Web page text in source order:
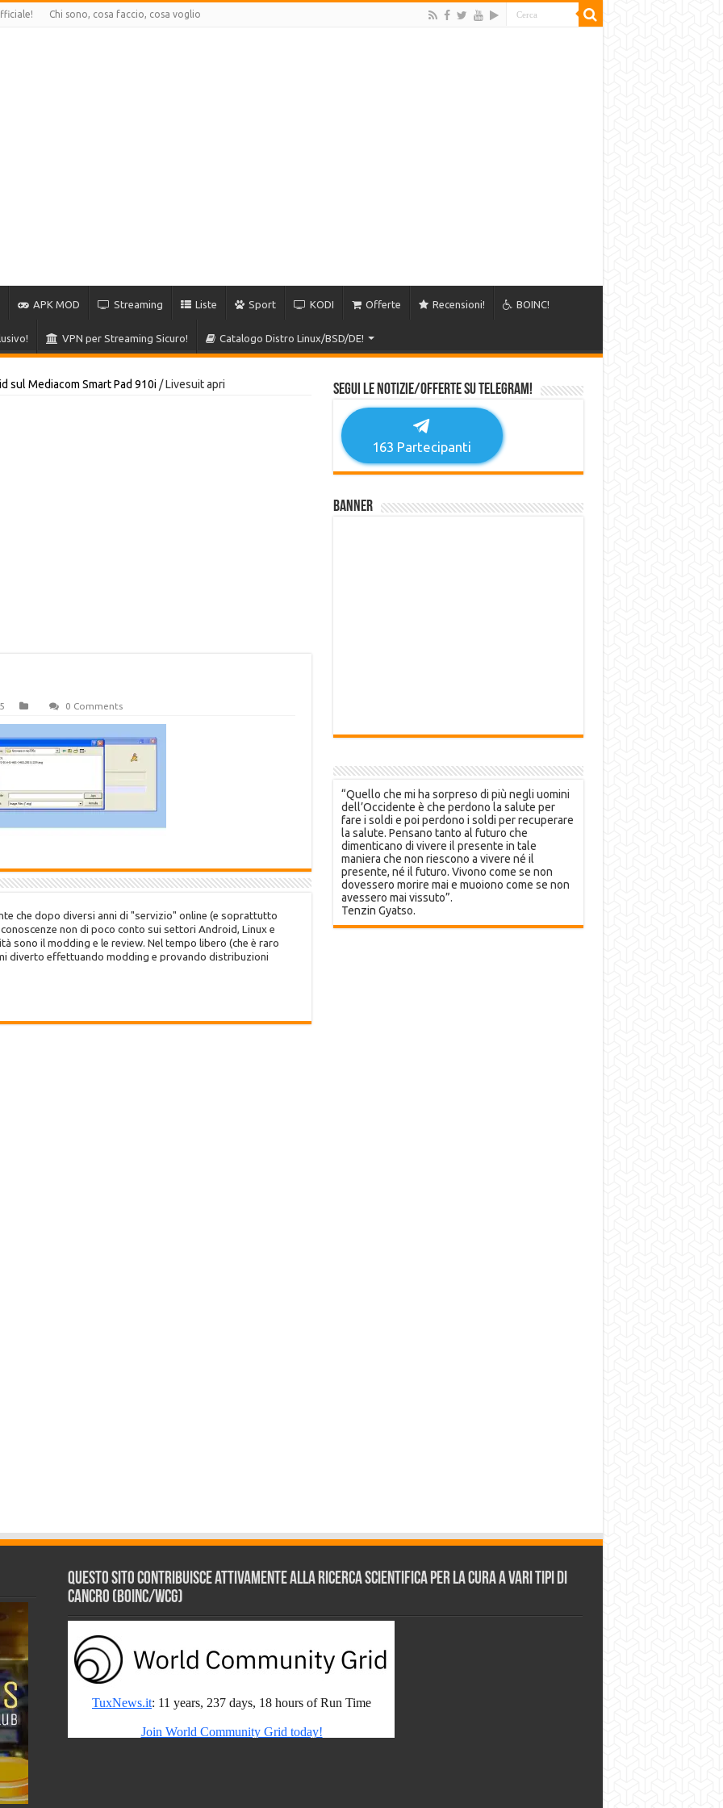
Chi sono, cosa faccio, cosa voglio
APK MOD Streaming Liste Sport KODI Offerte Recensioni! BOINC!
VPN per Streaming Sicuro! Catalogo Distro Linux/BSD/DE!
sul Mediacom Smart Pad 910i / Livesuit apri
0 Comments
che dopo diversi anni di "servizio" online (e soprattutto
non di poco conto sui settori Android, Linux e
sono il modding e le review. Nel tempo libero (che è raro
diverto effettuando modding e provando distribuzioni
Segui le notizie/offerte su Telegram!
163 Partecipanti
Banner
“Quello che mi ha sorpreso di più negli uomini
dell’Occidente è che perdono la salute per
fare i soldi e poi perdono i soldi per recuperare
la salute. Pensano tanto al futuro che
dimenticano di vivere il presente in tale
maniera che non riescono a vivere né il
presente, né il futuro. Vivono come se non
dovessero morire mai e muoiono come se non
avessero mai vissuto”.
Tenzin Gyatso.
Questo sito contribuisce attivamente alla ricerca scientifica per la cura a vari tipi di
Cancro (BOINC/WCG)